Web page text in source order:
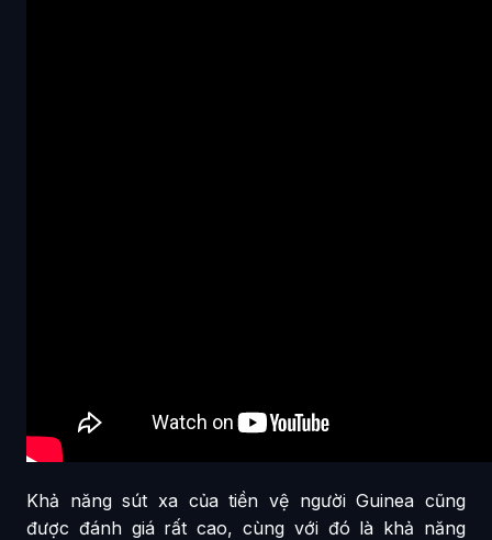
Khả năng sút xa của tiền vệ người Guinea cũng
được đánh giá rất cao, cùng với đó là khả năng